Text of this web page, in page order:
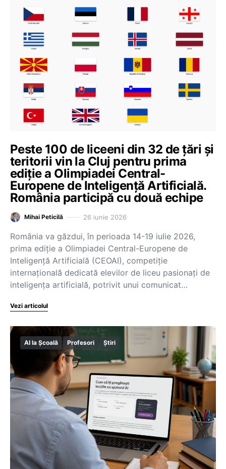
Peste 100 de liceeni din 32 de țări și
teritorii vin la Cluj pentru prima
ediție a Olimpiadei Central-
Europene de Inteligență Artificială.
România participă cu două echipe
Mihai Peticilă 26 iunie 2026
România va găzdui, în perioada 14-19 iulie 2026,
prima ediție a Olimpiadei Central-Europene de
Inteligență Artificială (CEOAI), competiție
internațională dedicată elevilor de liceu pasionați de
inteligența artificială, potrivit unui comunicat…
Vezi articolul
AI la Școală Profesori Știri